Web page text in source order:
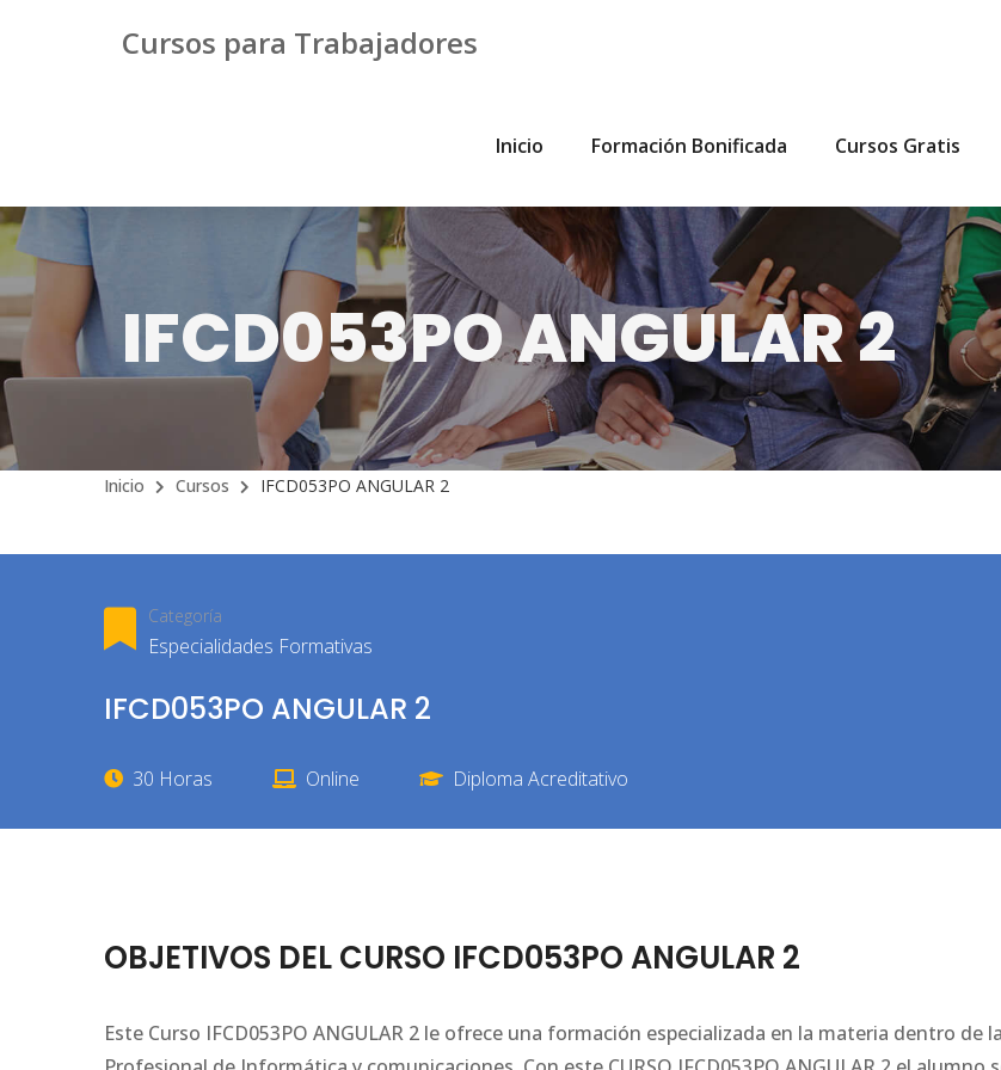
Cursos para Trabajadores
Inicio Formación Bonificada Cursos Gratis
IFCD053PO ANGULAR 2
Inicio Cursos IFCD053PO ANGULAR 2
Categoría
Especialidades Formativas
IFCD053PO ANGULAR 2
30 Horas Online Diploma Acreditativo
OBJETIVOS DEL CURSO IFCD053PO ANGULAR 2
Este Curso IFCD053PO ANGULAR 2 le ofrece una formación especializada en la materia dentro de